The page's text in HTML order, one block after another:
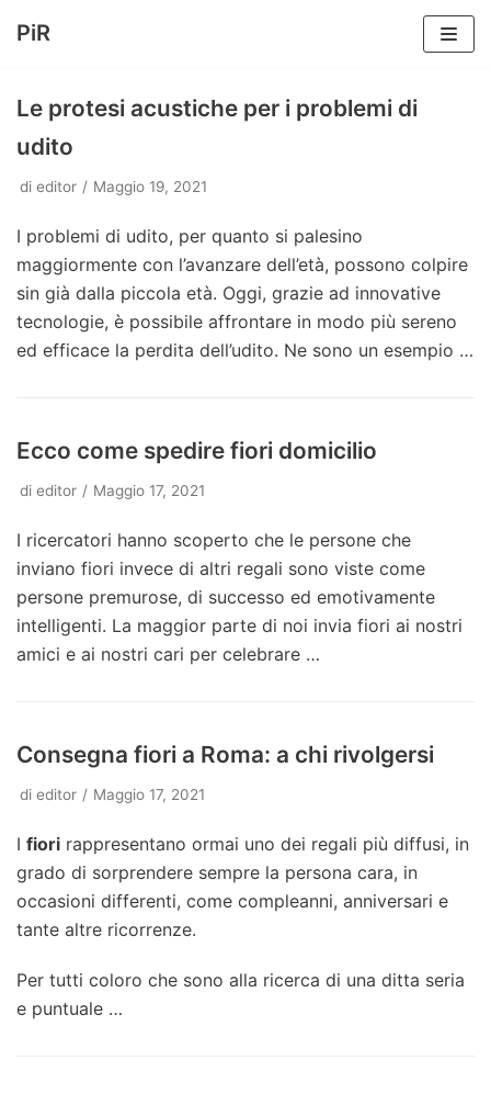
contenuto
PiR
Le protesi acustiche per i problemi di
udito
di editor Maggio 19, 2021
I problemi di udito, per quanto si palesino
maggiormente con l’avanzare dell’età, possono colpire
sin già dalla piccola età. Oggi, grazie ad innovative
tecnologie, è possibile affrontare in modo più sereno
ed efficace la perdita dell’udito. Ne sono un esempio …
Ecco come spedire fiori domicilio
di editor Maggio 17, 2021
I ricercatori hanno scoperto che le persone che
inviano fiori invece di altri regali sono viste come
persone premurose, di successo ed emotivamente
intelligenti. La maggior parte di noi invia fiori ai nostri
amici e ai nostri cari per celebrare …
Consegna fiori a Roma: a chi rivolgersi
di editor Maggio 17, 2021
I fiori rappresentano ormai uno dei regali più diffusi, in
grado di sorprendere sempre la persona cara, in
occasioni differenti, come compleanni, anniversari e
tante altre ricorrenze.
Per tutti coloro che sono alla ricerca di una ditta seria
e puntuale …